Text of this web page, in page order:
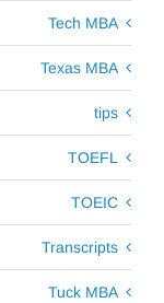
Tech MBA
Texas MBA
tips
TOEFL
TOEIC
Transcripts
Tuck MBA